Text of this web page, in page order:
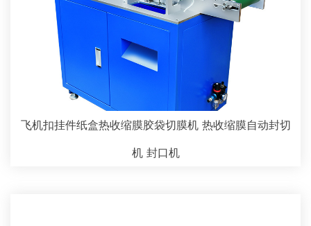
飞机扣挂件纸盒热收缩膜胶袋切膜机 热收缩膜自动封切
机 封口机